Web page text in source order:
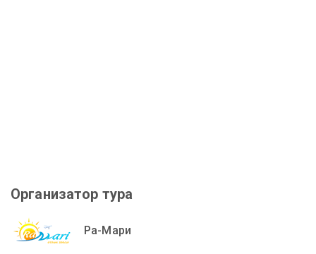
Организатор тура
Ра-Мари